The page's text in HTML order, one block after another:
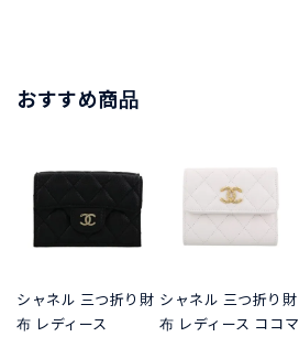
おすすめ商品
シャネル 三つ折り財
布 レディース
シャネル 三つ折り財
布 レディース ココマ